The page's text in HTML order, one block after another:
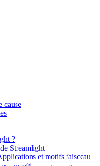
cause
?
Streamlight
et motifs faisceau